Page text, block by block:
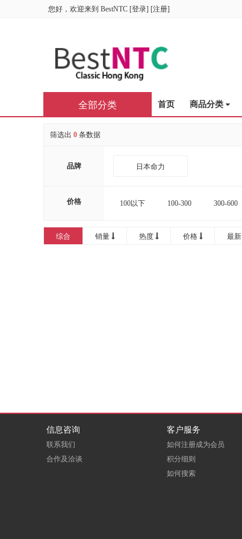
您好，欢迎来到 BestNTC [登录] [注册]
首页 商品分类
全部分类
筛选出 0 条数据
品牌 日本命力
价格 100以下 100-300 300-600
综合 销量 热度 价格 最新
信息咨询
联系我们
合作及洽谈
客户服务
如何注册成为会员
积分细则
如何搜索